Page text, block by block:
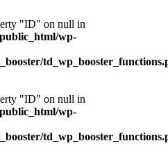
"ID" on null in
wp-
"ID" on null in
wp-